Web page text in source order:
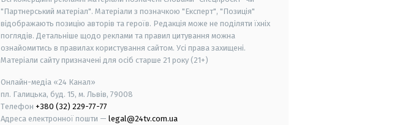
"Партнерський матеріал". Матеріали з позначкою "Експерт", "Позиція"
відображають позицію авторів та героїв. Редакція може не поділяти їхніх
поглядів. Детальніше щодо реклами та правил цитування можна
ознайомитись в правилах користування сайтом. Усі права захищені.
Матеріали сайту призначені для осіб старше 21 року (21+)
Онлайн-медіа «24 Канал»
пл. Галицька, буд. 15, м. Львів, 79008
Телефон +380 (32) 229-77-77
Адреса електронної пошти — legal@24tv.com.ua